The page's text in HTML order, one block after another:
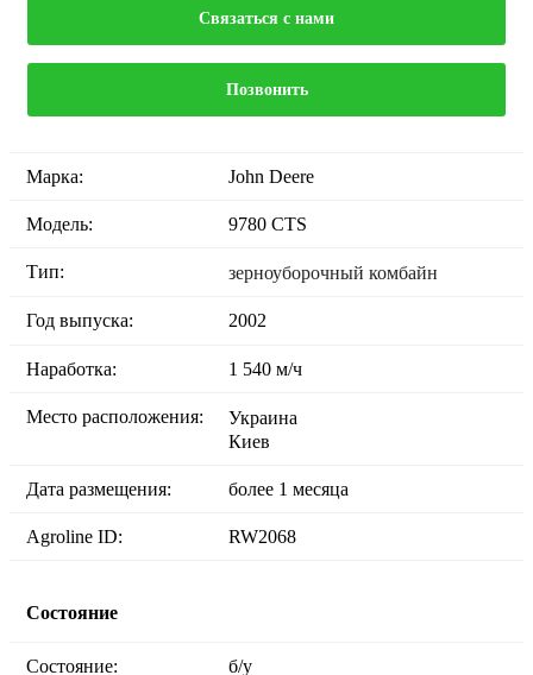
Связаться с нами
Позвонить
Марка: John Deere
Модель: 9780 CTS
Тип: зерноуборочный комбайн
Год выпуска: 2002
Наработка: 1 540 м/ч
Место расположения:
Украина
Киев
Дата размещения: более 1 месяца
Agroline ID: RW2068
Состояние
Состояние: б/у